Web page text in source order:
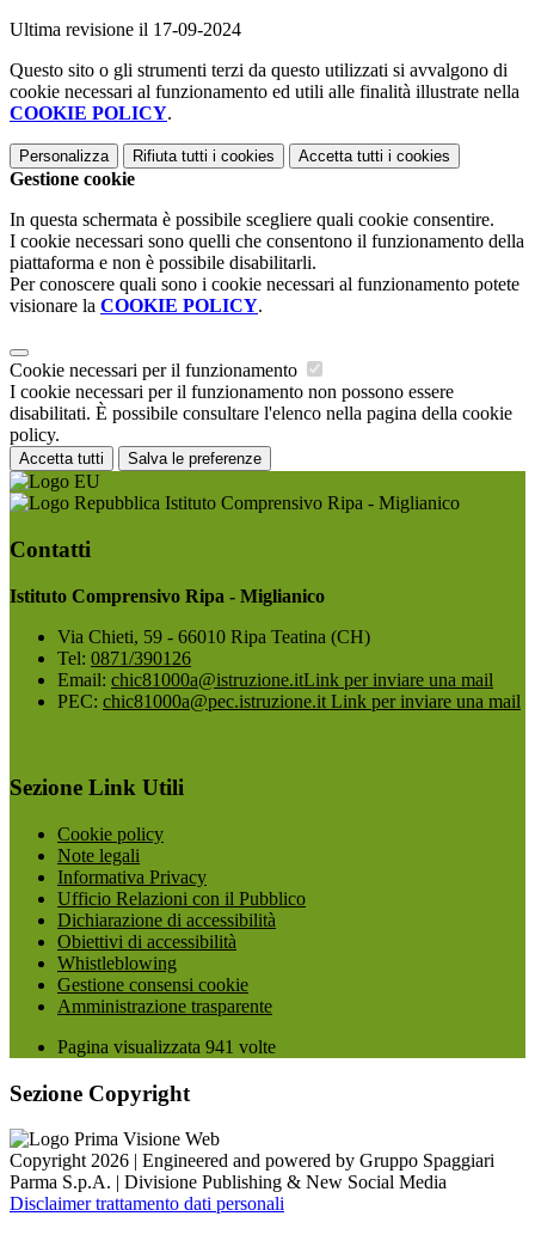
Ultima revisione il 17-09-2024
Questo sito o gli strumenti terzi da questo utilizzati si avvalgono di
cookie necessari al funzionamento ed utili alle finalità illustrate nella
COOKIE POLICY.
Personalizza Rifiuta tutti i cookies Accetta tutti i cookies
Gestione cookie
In questa schermata è possibile scegliere quali cookie consentire.
I cookie necessari sono quelli che consentono il funzionamento della
piattaforma e non è possibile disabilitarli.
Per conoscere quali sono i cookie necessari al funzionamento potete
visionare la COOKIE POLICY.
Cookie necessari per il funzionamento
I cookie necessari per il funzionamento non possono essere
disabilitati. È possibile consultare l'elenco nella pagina della cookie
policy.
Accetta tutti Salva le preferenze
Istituto Comprensivo Ripa - Miglianico
Contatti
Istituto Comprensivo Ripa - Miglianico
Via Chieti, 59 - 66010 Ripa Teatina (CH)
Tel: 0871/390126
Email: chic81000a@istruzione.itLink per inviare una mail
PEC: chic81000a@pec.istruzione.it Link per inviare una mail
Sezione Link Utili
Cookie policy
Note legali
Informativa Privacy
Ufficio Relazioni con il Pubblico
Dichiarazione di accessibilità
Obiettivi di accessibilità
Whistleblowing
Gestione consensi cookie
Amministrazione trasparente
Pagina visualizzata 941 volte
Sezione Copyright
Copyright 2026 | Engineered and powered by Gruppo Spaggiari
Parma S.p.A. | Divisione Publishing & New Social Media
Disclaimer trattamento dati personali